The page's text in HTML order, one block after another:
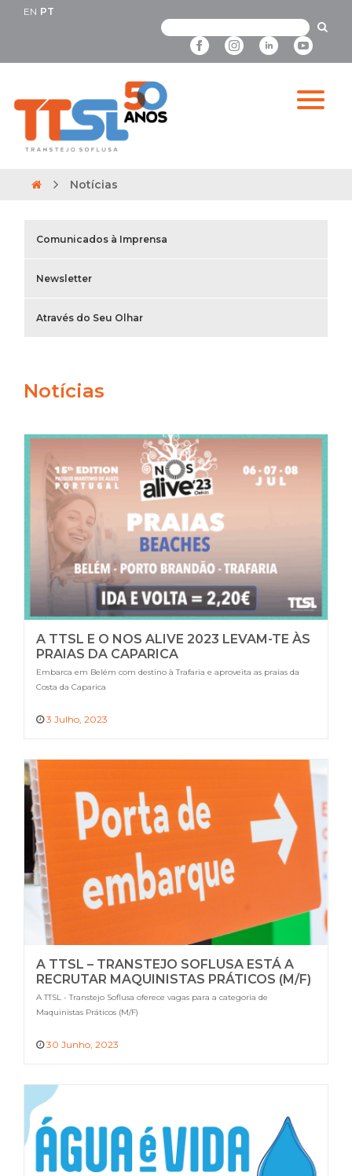
EN PT
Notícias
Comunicados à Imprensa
Newsletter
Através do Seu Olhar
Notícias
A TTSL E O NOS ALIVE 2023 LEVAM-TE ÀS
PRAIAS DA CAPARICA
Embarca em Belém com destino à Trafaria e aproveita as praias da
Costa da Caparica
3 Julho, 2023
A TTSL – TRANSTEJO SOFLUSA ESTÁ A
RECRUTAR MAQUINISTAS PRÁTICOS (M/F)
A TTSL - Transtejo Soflusa oferece vagas para a categoria de
Maquinistas Práticos (M/F)
30 Junho, 2023